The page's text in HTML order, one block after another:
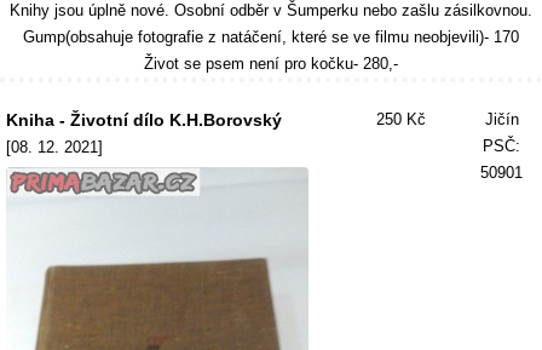
Knihy jsou úplně nové. Osobní odběr v Šumperku nebo zašlu zásilkovnou.
Gump(obsahuje fotografie z natáčení, které se ve filmu neobjevili)- 170
Život se psem není pro kočku- 280,-
Kniha - Životní dílo K.H.Borovský
[08. 12. 2021]
250 Kč
Jičín
PSČ:
50901